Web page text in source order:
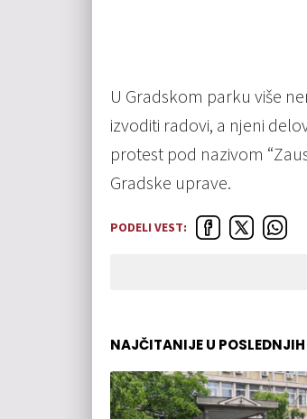
U Gradskom parku više
izvoditi radovi, a njeni
protest pod nazivom
Gradske uprave.
PODELI VEST:
NAJČITANIJE U